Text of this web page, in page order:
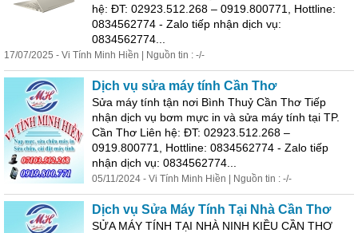
hệ: ĐT: 02923.512.268 – 0919.800771, Hottline:
0834562774 - Zalo tiếp nhận dịch vụ:
0834562774...
17/07/2025 - Vi Tính Minh Hiền | Nguồn tin : -/-
Dịch vụ sửa máy tính Cần Thơ
Sửa máy tính tận nơi Bình Thuỷ Cần Thơ Tiếp
nhận dịch vụ bơm mực in và sửa máy tính tại TP.
Cần Thơ Liên hệ: ĐT: 02923.512.268 –
0919.800771, Hottline: 0834562774 - Zalo tiếp
nhận dịch vụ: 0834562774...
05/11/2024 - Vi Tính Minh Hiền | Nguồn tin : -/-
Dịch vụ Sửa Máy Tính Tại Nhà Cần Thơ
SỬA MÁY TÍNH TẠI NHÀ NINH KIỀU CẦN THƠ